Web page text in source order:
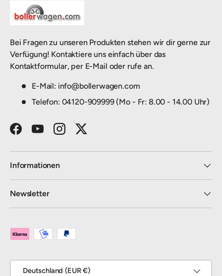
Bei Fragen zu unseren Produkten stehen wir dir gerne zur
Verfügung! Kontaktiere uns einfach über das
Kontaktformular, per E-Mail oder rufe an.
E-Mail: info@bollerwagen.com
Telefon: 04120-909999 (Mo - Fr: 8.00 - 14.00 Uhr)
FacebookYouTubeInstagramTwitter
Informationen
Newsletter
Zahlungsmethoden
Deutschland (EUR €)